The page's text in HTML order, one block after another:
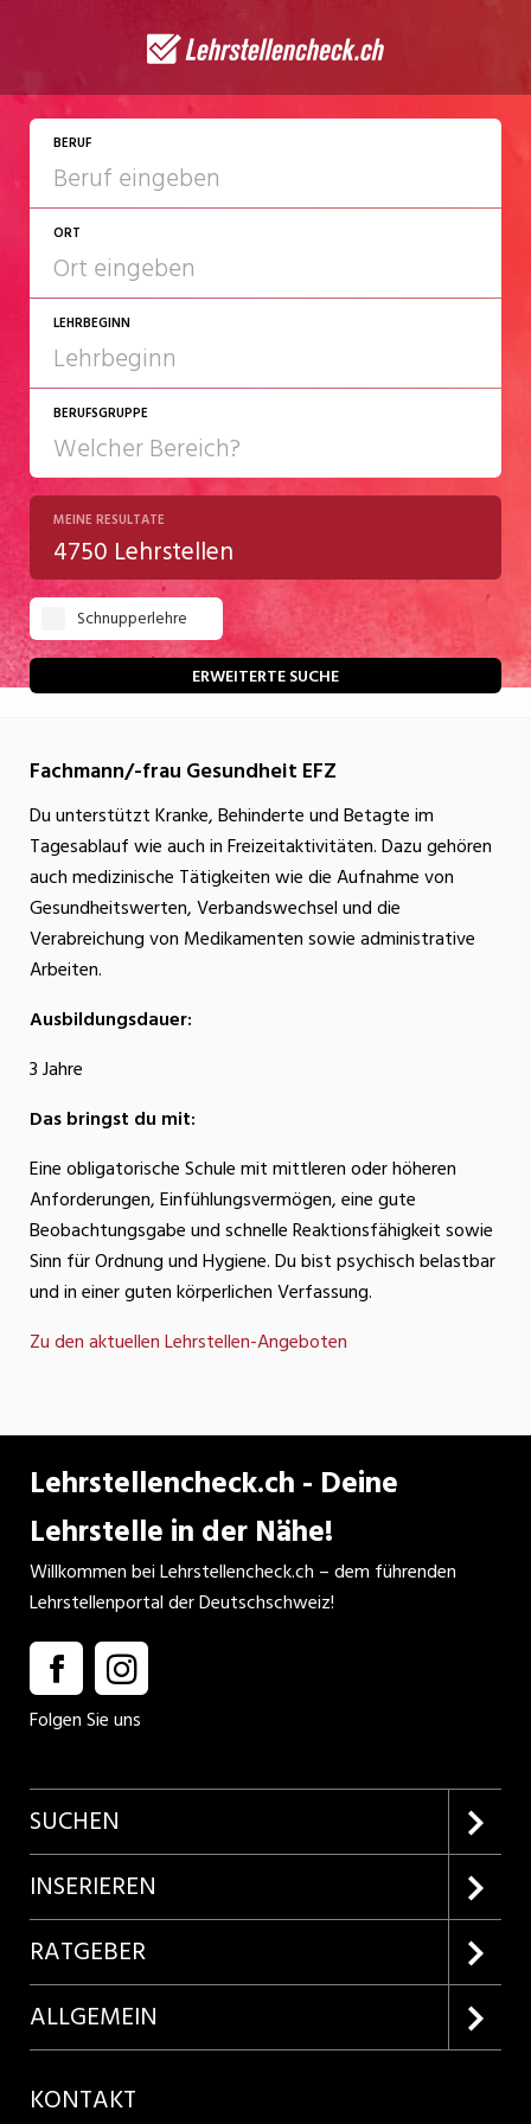
BERUF
ORT
LEHRBEGINN
2027
2028
BERUFSGRUPPE
Chemie/Pharma
Gastgewerbe
Gesundheit/Pflege/Soziales
Handwerk/Technik
Kultur
Nahrung
Natur
Verkehr/Logistik
Wirtschaft/Verwaltung
MEINE RESULTATE
4750 Lehrstellen
Schnupperlehre
ERWEITERTE SUCHE
Fachmann/-frau Gesundheit EFZ
Du unterstützt Kranke, Behinderte und Betagte im
Tagesablauf wie auch in Freizeitaktivitäten. Dazu gehören
auch medizinische Tätigkeiten wie die Aufnahme von
Gesundheitswerten, Verbandswechsel und die
Verabreichung von Medikamenten sowie administrative
Arbeiten.
Ausbildungsdauer:
3 Jahre
Das bringst du mit:
Eine obligatorische Schule mit mittleren oder höheren
Anforderungen, Einfühlungsvermögen, eine gute
Beobachtungsgabe und schnelle Reaktionsfähigkeit sowie
Sinn für Ordnung und Hygiene. Du bist psychisch belastbar
und in einer guten körperlichen Verfassung.
Zu den aktuellen Lehrstellen-Angeboten
Lehrstellencheck.ch - Deine
Lehrstelle in der Nähe!
Willkommen bei Lehrstellencheck.ch – dem führenden
Lehrstellenportal der Deutschschweiz!
Folgen Sie uns
SUCHEN
Firmenprofile entdecken
Lehrstellen suchen
INSERIEREN
Kundenlogin
Inserieren
Produkte
RATGEBER
Lehrberufe entdecken
ALLGEMEIN
KONTAKT